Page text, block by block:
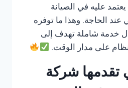
عليه في الصيانة
عند الحاجة. وهذا ما توفره
خدمة شاملة تهدف إلى
على مدار الوقت.
تقدمها شركة